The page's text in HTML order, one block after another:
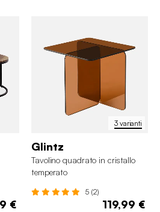
€
3 varianti
Glintz
Tavolino quadrato in cristallo
temperato
5 (2)
119,99 €